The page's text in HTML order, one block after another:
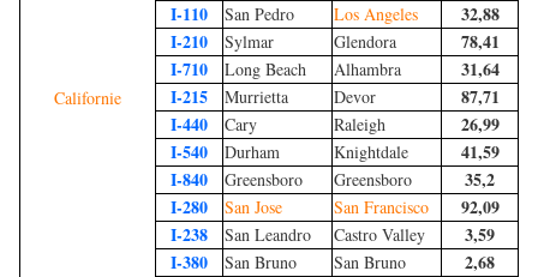
Californie
I-110
San Pedro Los Angeles
32,88
I-210
Sylmar Glendora
78,41
I-710
Long Beach Alhambra
31,64
I-215
Murrietta Devor
87,71
I-440
Cary Raleigh
26,99
I-540
Durham Knightdale
41,59
I-840
Greensboro Greensboro
35,2
I-280
San Jose San Francisco
92,09
I-238
San Leandro Castro Valley
3,59
I-380
San Bruno San Bruno
2,68